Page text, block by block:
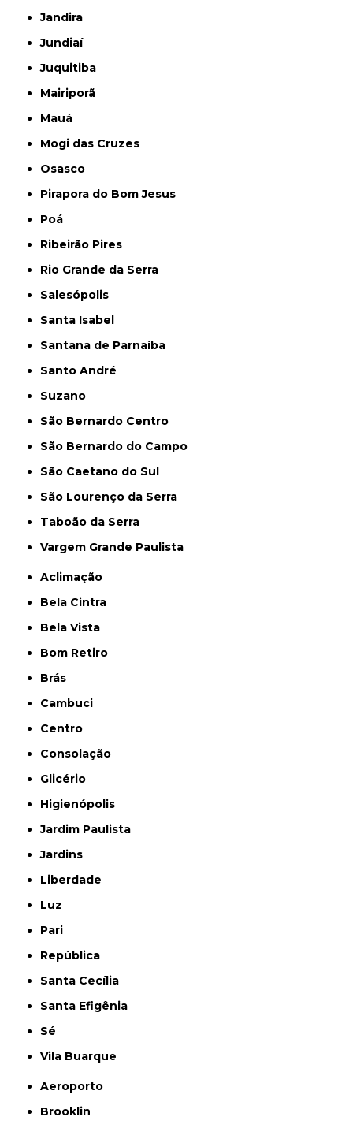
Jandira
Jundiaí
Juquitiba
Mairiporã
Mauá
Mogi das Cruzes
Osasco
Pirapora do Bom Jesus
Poá
Ribeirão Pires
Rio Grande da Serra
Salesópolis
Santa Isabel
Santana de Parnaíba
Santo André
Suzano
São Bernardo Centro
São Bernardo do Campo
São Caetano do Sul
São Lourenço da Serra
Taboão da Serra
Vargem Grande Paulista
Aclimação
Bela Cintra
Bela Vista
Bom Retiro
Brás
Cambuci
Centro
Consolação
Glicério
Higienópolis
Jardim Paulista
Jardins
Liberdade
Luz
Pari
República
Santa Cecília
Santa Efigênia
Sé
Vila Buarque
Aeroporto
Brooklin